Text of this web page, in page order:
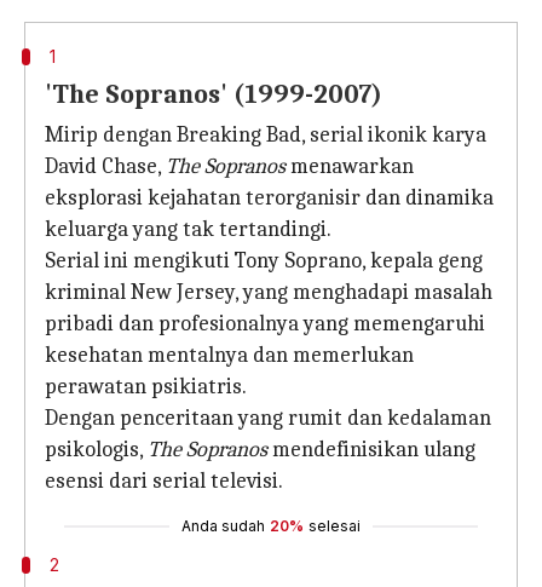
1
'The Sopranos' (1999-2007)
Mirip dengan Breaking Bad, serial ikonik karya
David Chase, The Sopranosmenawarkan
eksplorasi kejahatan terorganisir dan dinamika
keluarga yang tak tertandingi.
Serial ini mengikuti Tony Soprano, kepala geng
kriminal New Jersey, yang menghadapi masalah
pribadi dan profesionalnya yang memengaruhi
kesehatan mentalnya dan memerlukan
perawatan psikiatris.
Dengan penceritaan yang rumit dan kedalaman
psikologis, The Sopranosmendefinisikan ulang
esensi dari serial televisi.
Anda sudah 20% selesai
2